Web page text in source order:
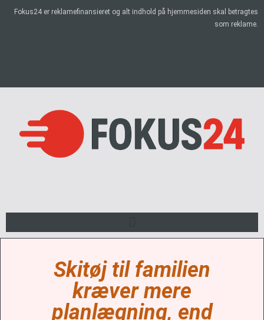
Fokus24 er reklamefinansieret og alt indhold på hjemmesiden skal betragtes
som reklame.
Skitøj til familien
kræver mere
planlægning, end